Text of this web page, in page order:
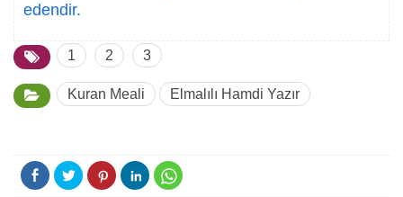
edendir.
1 2 3
Kuran Meali Elmalılı Hamdi Yazır